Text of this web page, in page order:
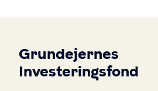
Grundejernes
Investeringsfond